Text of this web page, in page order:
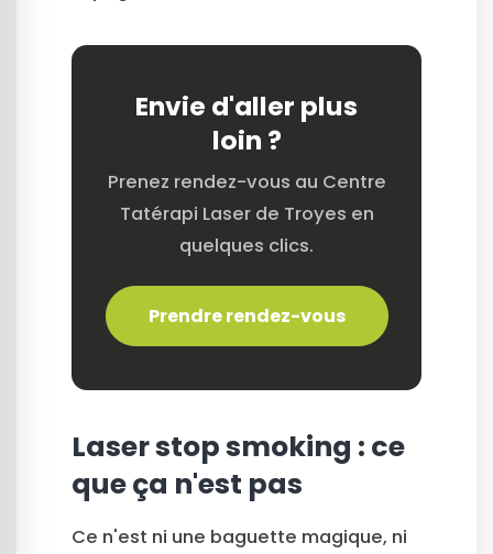
Envie d'aller plus
loin ?
Prenez rendez-vous au Centre
Tatérapi Laser de Troyes en
quelques clics.
Prendre rendez-vous
Laser stop smoking : ce
que ça n'est pas
Ce n'est ni une baguette magique, ni